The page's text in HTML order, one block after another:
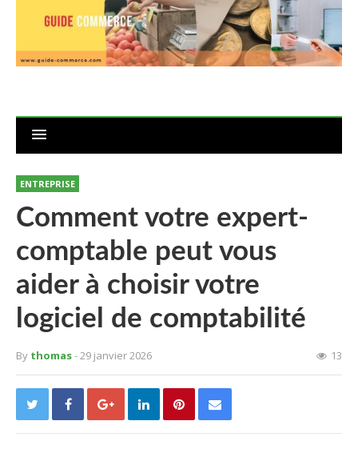
ENTREPRISE
Comment votre expert-
comptable peut vous
aider à choisir votre
logiciel de comptabilité
By thomas- 29 janvier 2026 13